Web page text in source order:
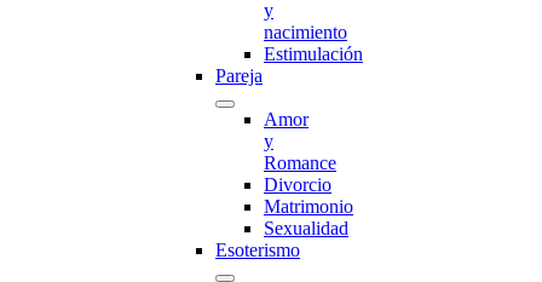
y
nacimiento
Estimulación
Pareja
Amor
y
Romance
Divorcio
Matrimonio
Sexualidad
Esoterismo